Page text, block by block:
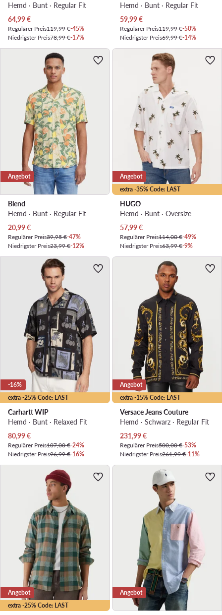
Hemd · Bunt · Regular Fit
Aktueller Preis
64,99€
Regulärer Preis119,99 €-45%
Niedrigster Preis78,99 €-17%
Hemd · Bunt · Regular Fit
Aktueller Preis
59,99€
Regulärer Preis119,99 €-50%
Niedrigster Preis69,99 €-14%
Angebot
Blend
Hemd · Bunt · Regular Fit
Aktueller Preis
20,99€
Regulärer Preis39,95 €-47%
Niedrigster Preis23,99 €-12%
extra -35% Code: LAST
Angebot
HUGO
Hemd · Bunt · Oversize
Aktueller Preis
57,99€
Regulärer Preis114,00 €-49%
Niedrigster Preis63,99 €-9%
extra -25% Code: LAST
-16%
Carhartt WIP
Hemd · Bunt · Relaxed Fit
Aktueller Preis
80,99€
Regulärer Preis107,00 €-24%
Niedrigster Preis96,99 €-16%
extra -15% Code: LAST
Angebot
Versace Jeans Couture
Hemd · Schwarz · Regular Fit
Aktueller Preis
231,99€
Regulärer Preis500,00 €-53%
Niedrigster Preis261,99 €-11%
extra -25% Code: LAST
Angebot Angebot